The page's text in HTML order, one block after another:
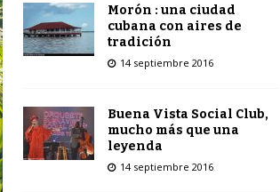
Morón : una ciudad
cubana con aires de
tradición
14 septiembre 2016
Buena Vista Social Club,
mucho más que una
leyenda
14 septiembre 2016